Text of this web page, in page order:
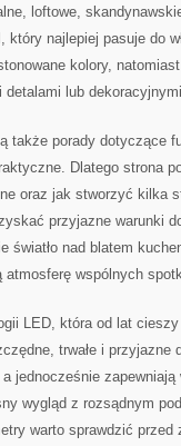
loftowe,
najlepiej pasuje do
kolory,
detalami lub
także porady dotyczące
Dlatego strona
oraz jak stworzyć kilka
przyjazne warunki
światło nad blatem
atmosferę wspólnych
LED, która od lat
trwałe i przyjazne
jednocześnie
wygląd z rozsądnym
warto sprawdzić